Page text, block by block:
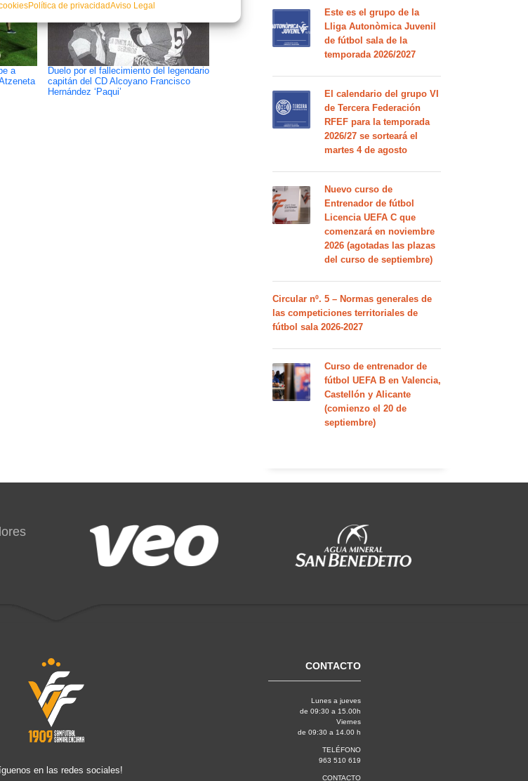
Política de privacidadAviso Legal
a
Duelo por el fallecimiento del legendario
capitán del CD Alcoyano Francisco
Hernández ‘Paqui’
Este es el grupo de la
Lliga Autonòmica Juvenil
de fútbol sala de la
temporada 2026/2027
El calendario del grupo VI
de Tercera Federación
RFEF para la temporada
2026/27 se sorteará el
martes 4 de agosto
Nuevo curso de
Entrenador de fútbol
Licencia UEFA C que
comenzará en noviembre
2026 (agotadas las plazas
del curso de septiembre)
Circular nº. 5 – Normas generales de
las competiciones territoriales de
fútbol sala 2026-2027
Curso de entrenador de
fútbol UEFA B en Valencia,
Castellón y Alicante
(comienzo el 20 de
septiembre)
en las redes sociales!
CONTACTO
Lunes a jueves
de 09:30 a 15.00h
Viernes
de 09:30 a 14.00 h
TELÉFONO
963 510 619
CONTACTO